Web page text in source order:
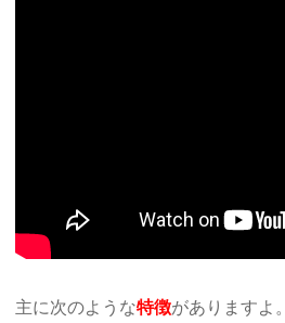
主に次のような特徴がありますよ。